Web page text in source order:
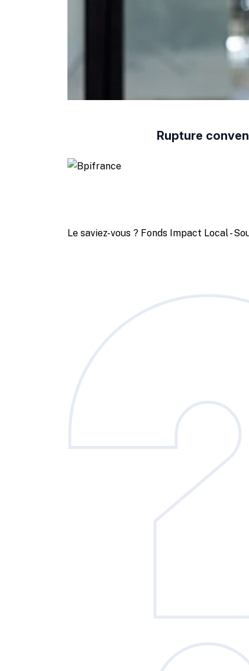
Rupture
Le saviez-vous ? Fonds Impact Local -